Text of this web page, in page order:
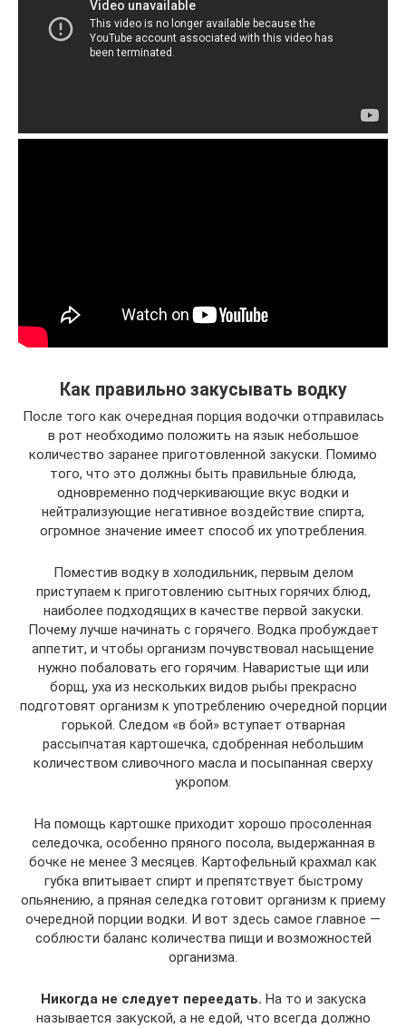
Как правильно закусывать водку
После того как очередная порция водочки отправилась
в рот необходимо положить на язык небольшое
количество заранее приготовленной закуски. Помимо
того, что это должны быть правильные блюда,
одновременно подчеркивающие вкус водки и
нейтрализующие негативное воздействие спирта,
огромное значение имеет способ их употребления.
Поместив водку в холодильник, первым делом
приступаем к приготовлению сытных горячих блюд,
наиболее подходящих в качестве первой закуски.
Почему лучше начинать с горячего. Водка пробуждает
аппетит, и чтобы организм почувствовал насыщение
нужно побаловать его горячим. Наваристые щи или
борщ, уха из нескольких видов рыбы прекрасно
подготовят организм к употреблению очередной порции
горькой. Следом «в бой» вступает отварная
рассыпчатая картошечка, сдобренная небольшим
количеством сливочного масла и посыпанная сверху
укропом.
На помощь картошке приходит хорошо просоленная
селедочка, особенно пряного посола, выдержанная в
бочке не менее 3 месяцев. Картофельный крахмал как
губка впитывает спирт и препятствует быстрому
опьянению, а пряная селедка готовит организм к приему
очередной порции водки. И вот здесь самое главное —
соблюсти баланс количества пищи и возможностей
организма.
Никогда не следует переедать. На то и закуска
называется закуской, а не едой, что всегда должно